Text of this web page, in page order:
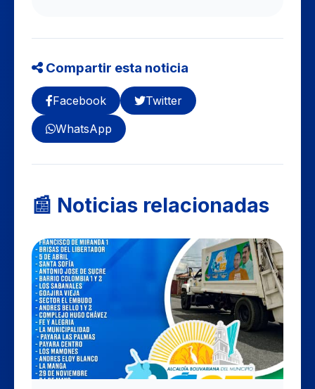
Compartir esta noticia
Facebook
Twitter
WhatsApp
📰 Noticias relacionadas